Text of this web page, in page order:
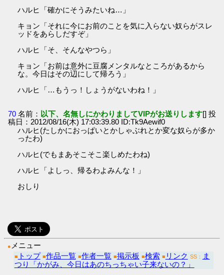
ハルヒ「確かにそうみたいね…」
キョン「それに今にお前のことを気に入らない奴らがスレ
ッドをあらしだすぞ」
ハルヒ「そ、そんなやつら」
キョン「お前は意外に豆腐メンタルなところがあるから
な。今日はその辺にして帰ろう」
ハルヒ「…もうっ！しょうがないわね！」
70 名前： 以下、名無しにかわりましてVIPがお送りします[] 投
稿日：2012/08/16(木) 17:03:39.80 ID:Tk9Aewif0
ハルヒ(たしかにおっぱいとかしゃぶれとか変な奴らが多か
ったわ)
ハルヒ(でもまあそこそこ楽しめたわね)
ハルヒ「よしっ、帰るわよみんな！」
おしり
● メニュー
■ トップ ■作品一覧 ■作者一覧 ■掲示板 ■検索 ■ リンク SS：
ま
つり「かがみ、今日はあのちっちゃい子来ないの？」